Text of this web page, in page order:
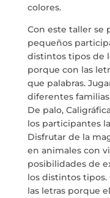
colores.
Con este taller se
pequeños
distintos tipos de
porque con las
que palabras.
diferentes familias
De palo,
los participantes
Disfrutar de la
en animales con
posibilidades de
los distintos tipos.
las letras porque